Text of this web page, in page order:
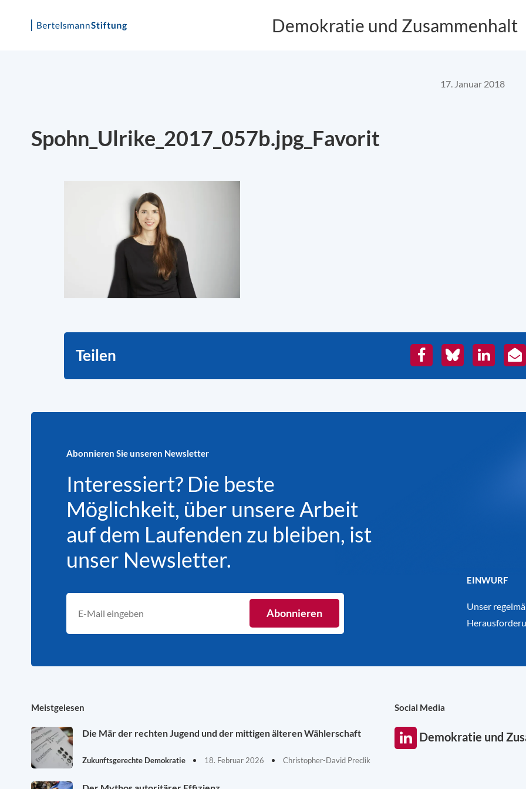
Demokratie und Zusammenhalt
17. Januar 2018
Spohn_Ulrike_2017_057b.jpg_Favorit
Teilen FacebookBlueskyLinkedIn
E-
Abonnieren Sie unseren Newsletter
Interessiert? Die beste
Möglichkeit, über unsere Arbeit
auf dem Laufenden zu bleiben, ist
unser Newsletter.
EINWURF
Unser
Meistgelesen
Die Mär der rechten Jugend und der mittigen älteren Wählerschaft
Zukunftsgerechte Demokratie 18. Februar 2026 Christopher-David Preclik
Social Media
Demokratie und